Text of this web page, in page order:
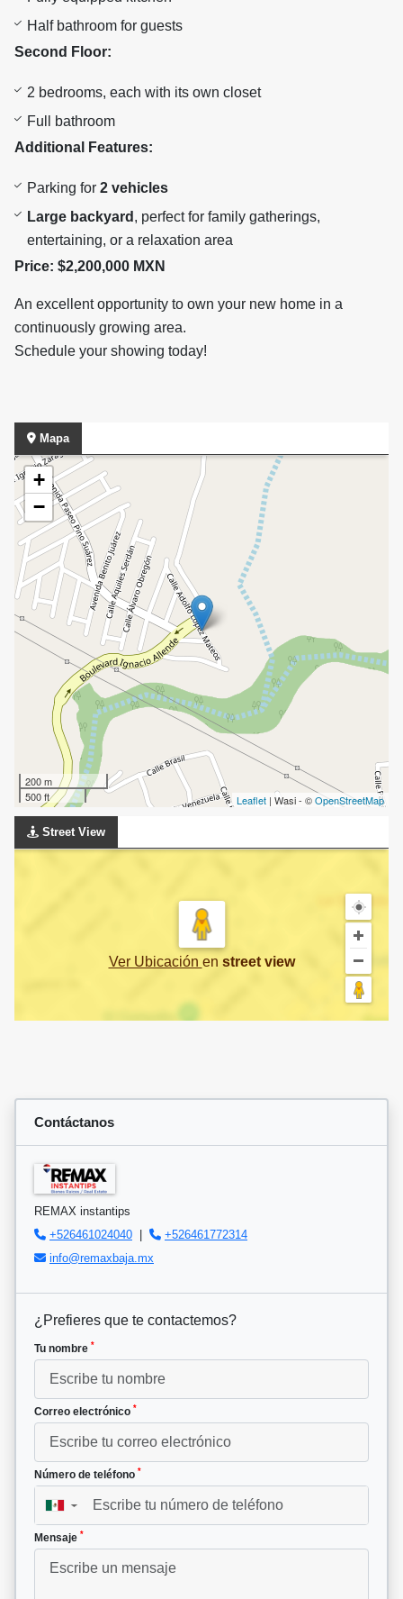
Half bathroom for guests
Second Floor:
2 bedrooms, each with its own closet
Full bathroom
Additional Features:
Parking for 2 vehicles
Large backyard , perfect for family gatherings,
entertaining, or a relaxation area
Price: $2,200,000 MXN
An excellent opportunity to own your new home in a
continuously growing area.
Schedule your showing today!
Mapa
+
−
200 m
500 ft
Leaflet | Wasi - ©OpenStreetMap
Street View
Ver Ubicación en street view
Contáctanos
REMAX instantips
+526461024040 |
+526461772314
info@remaxbaja.mx
¿Prefieres que te contactemos?
Tu nombre *
Correo electrónico *
Número de teléfono *
▼
Mensaje *